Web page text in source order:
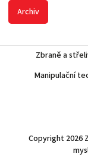
Archiv
Zbraně a
Manipulační
Copyright 2026